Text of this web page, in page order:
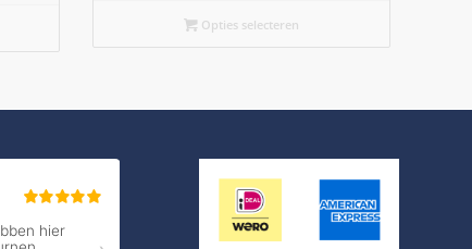
tot
€199,00
Opties selecteren